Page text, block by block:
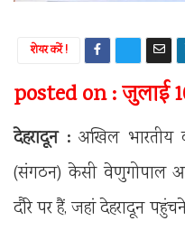
शेयर करें !
posted on : जुलाई
देहरादून :अखिल भारतीय
(संगठन) केसी वेणुगोपाल
दौरे पर हैं, जहां देहरादून